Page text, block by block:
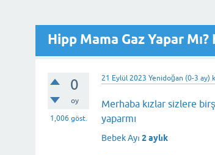
Hipp Mama Gaz Yapar
0
oy
1,006 göst.
21 Eylül 2023 Yenidoğan (0-3 ay)
Merhaba kızlar sizlere
yaparmı
Bebek Ayı 2 aylık